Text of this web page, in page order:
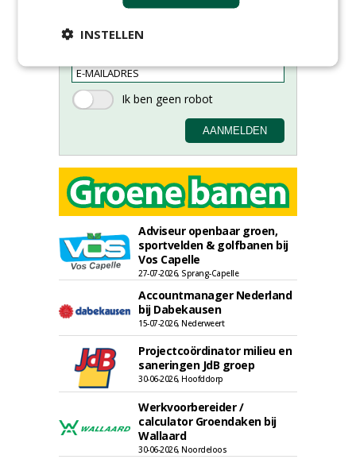
Adviseur openbaar groen,
sportvelden & golfbanen bij
Vos Capelle
27-07-2026, Sprang-Capelle
Accountmanager Nederland
bij Dabekausen
15-07-2026, Nederweert
Projectcoördinator milieu en
saneringen JdB groep
30-06-2026, Hoofddorp
Werkvoorbereider /
calculator Groendaken bij
Wallaard
30-06-2026, Noordeloos
INSTELLEN